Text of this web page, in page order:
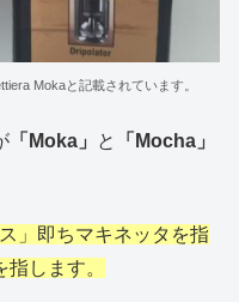
Mokaと記載されています。
「Moka」 と
「Mocha」
」即ちマキネッタを指
します。